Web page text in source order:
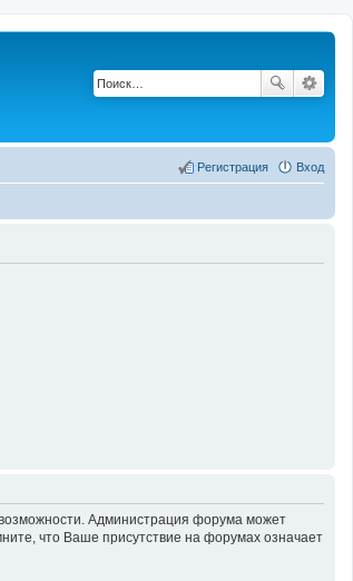
Вход
Регистрация
Администрация форума может
что Ваше присутствие на форумах означает